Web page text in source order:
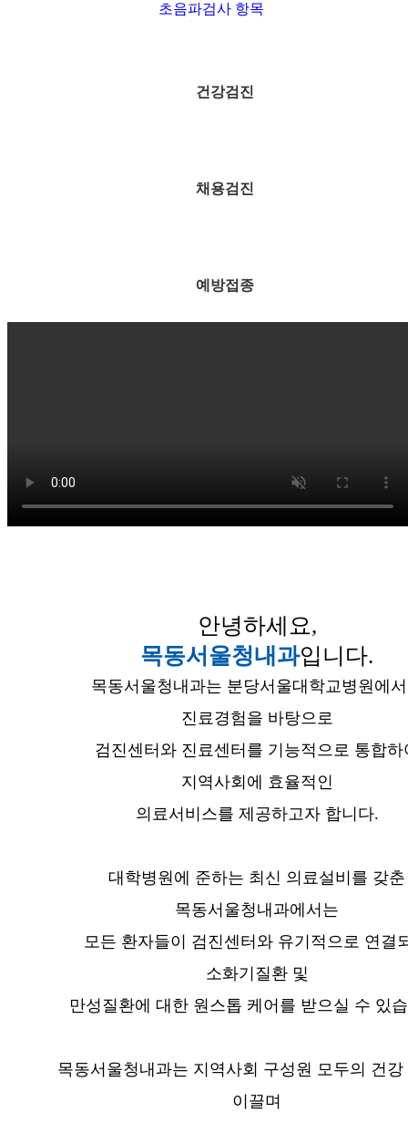
초음파검사 항목
건강검진
채용검진
예방접종
안녕하세요,
목동서울청내과입니다.
목동서울청내과는 분당서울대학교병원에
진료경험을 바탕으로
검진센터와 진료센터를 기능적으로 통합하
지역사회에 효율적인
의료서비스를 제공하고자 합니다.
대학병원에 준하는 최신 의료설비를 갖춘
목동서울청내과에서는
모든 환자들이 검진센터와 유기적으로 연결
소화기질환 및
만성질환에 대한 원스톱 케어를 받으실 수 있
목동서울청내과는 지역사회 구성원 모두의 건강
이끌며